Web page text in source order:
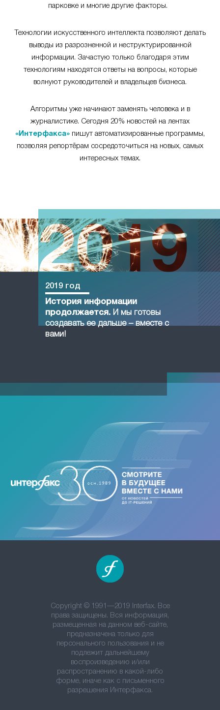
парковке и многие другие факторы.
Технологии искусственного интеллекта позволяют делать
выводы из разрозненной и неструктурированной
информации. Зачастую только благодаря этим
технологиям находятся ответы на вопросы, которые
волнуют руководителей и владельцев бизнеса.
Алгоритмы уже начинают заменять человека и в
журналистике. Сегодня 20% новостей на лентах
«Интерфакса» пишут автоматизированные программы,
позволяя репортёрам сосредоточиться на новых, самых
интересных темах.
2019 год
История информации
продолжается. И мы готовы
создавать ее дальше – вместе с
вами!
Copyright © 1991—2019 Interfax. Все
права защищены. Вся информация,
размещенная на данном веб-сайте,
предназначена только для
персонального пользования и не
подлежит дальнейшему
воспроизведению и/или
распространению в какой-либо
форме, иначе как с письменного
разрешения Интерфакса.